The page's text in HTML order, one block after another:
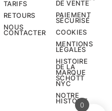
TARIFS
RETOURS
NOUS
CONTACTER
DE VENTE
PAIEMENT
SÉCURISÉ
COOKIES
MENTIONS
LÉGALES
HISTOIRE
DE LA
MARQUE
SCHOTT
NYC
NOTRE
HISTOIRE
0